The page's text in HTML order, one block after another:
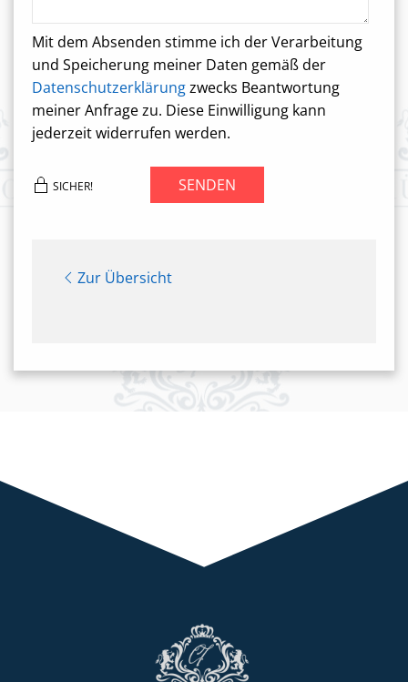
Mit dem Absenden stimme ich der Verarbeitung
und Speicherung meiner Daten gemäß der
Datenschutzerklärungzwecks Beantwortung
meiner Anfrage zu. Diese Einwilligung kann
jederzeit widerrufen werden.
SICHER! SENDEN
Zur Übersicht